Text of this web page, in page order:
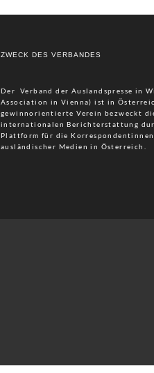
ZWECK DES VERBANDES
Der Verband der Auslandspresse in
Association in Vienna) ist in
gewinnorientierte Verein bezweckt
internationalen Berichterstattung
Plattform für die
ausländischer Medien in Österreich.